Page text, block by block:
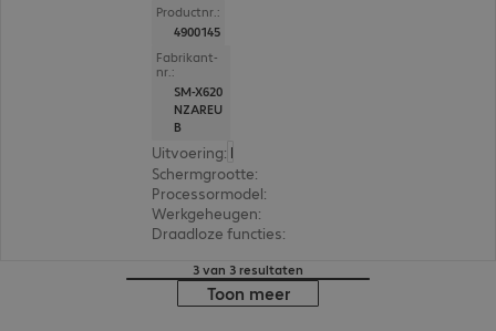
Productnr.:
4900145
Fabrikant-
nr.:
SM-X620
NZAREU
B
Uitvoering: Europa
Schermgrootte:
Processormodel:
Werkgeheugen:
Draadloze functies:
3 van 3 resultaten
Toon meer